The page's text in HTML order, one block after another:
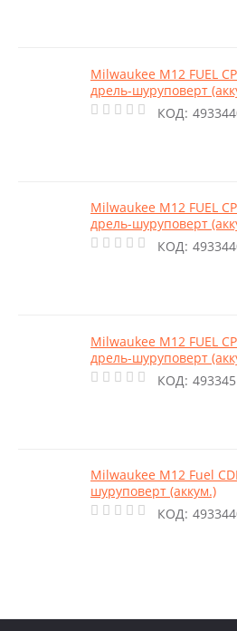
Milwaukee M12 FUEL
дрель-шуруповерт
КОД:
Milwaukee M12 FUEL
дрель-шуруповерт
КОД:
Milwaukee M12 FUEL
дрель-шуруповерт
КОД:
Milwaukee M12 Fuel
шуруповерт (аккум.)
КОД: